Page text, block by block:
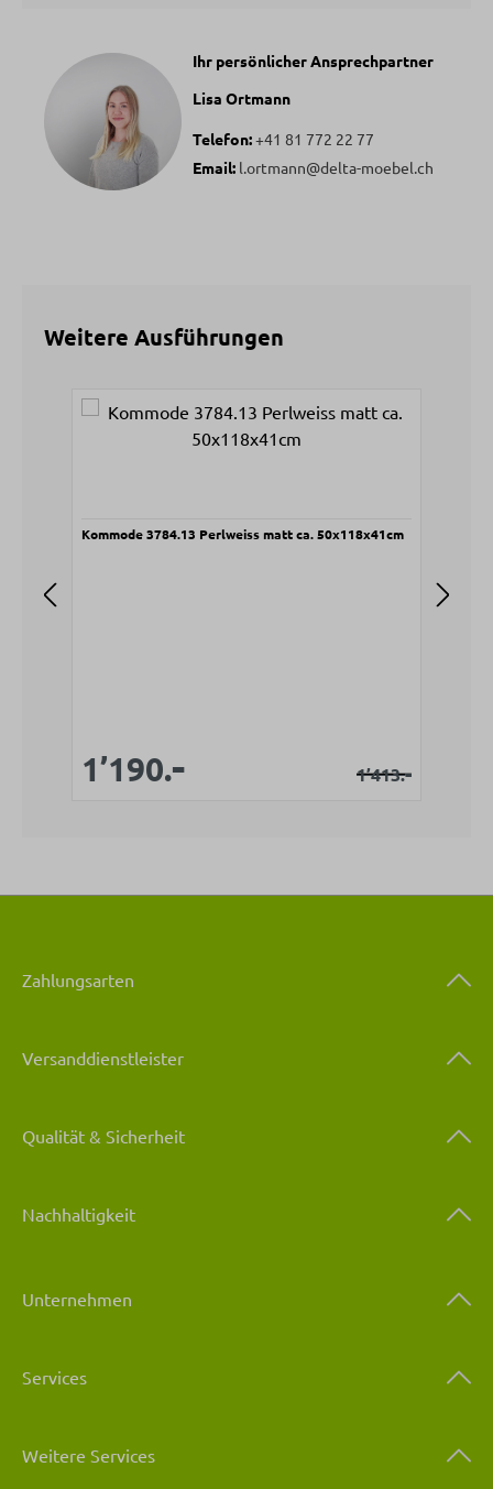
Ihr persönlicher Ansprechpartner
Lisa Ortmann
Telefon:+41 81 772 22 77
Email: l.ortmann@delta-moebel.ch
Weitere Ausführungen
Produktgalerie überspringen
Kommode 3784.13 Perlweiss matt ca. 50x118x41cm
Verkaufspreis:
1’190.- Regulärer
1’413.-
Zahlungsarten
Versanddienstleister
Qualität & Sicherheit
Nachhaltigkeit
Unternehmen
Services
Weitere Services